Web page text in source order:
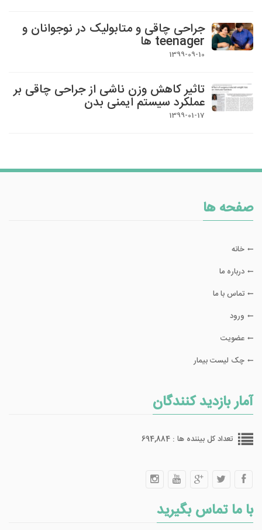
جراحی چاقی و متابولیک در نوجوانان و
teenager ها
1399-09-10
تاثیر کاهش وزن ناشی از جراحی چاقی بر
عملکرد سیستم ایمنی بدن
1399-01-17
صفحه ها
خانه
درباره ما
تماس با ما
ورود
عضویت
چک لیست بیمار
آمار بازدید کنندگان
تعداد کل بیننده ها : 694,884
با ما تماس بگیرید